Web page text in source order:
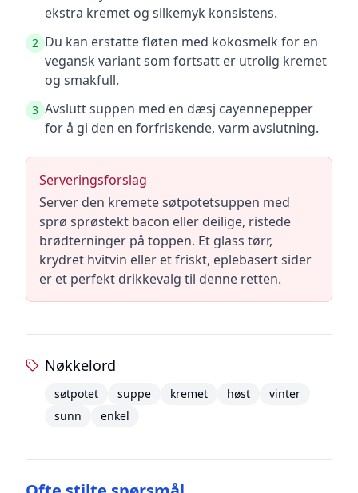
ekstra kremet og silkemyk konsistens.
2 Du kan erstatte fløten med kokosmelk for en
vegansk variant som fortsatt er utrolig kremet
og smakfull.
3 Avslutt suppen med en dæsj cayennepepper
for å gi den en forfriskende, varm avslutning.
Serveringsforslag
Server den kremete søtpotetsuppen med
sprø sprøstekt bacon eller deilige, ristede
brødterninger på toppen. Et glass tørr,
krydret hvitvin eller et friskt, eplebasert sider
er et perfekt drikkevalg til denne retten.
Nøkkelord
søtpotet suppe kremet høst
vinter
sunn
enkel